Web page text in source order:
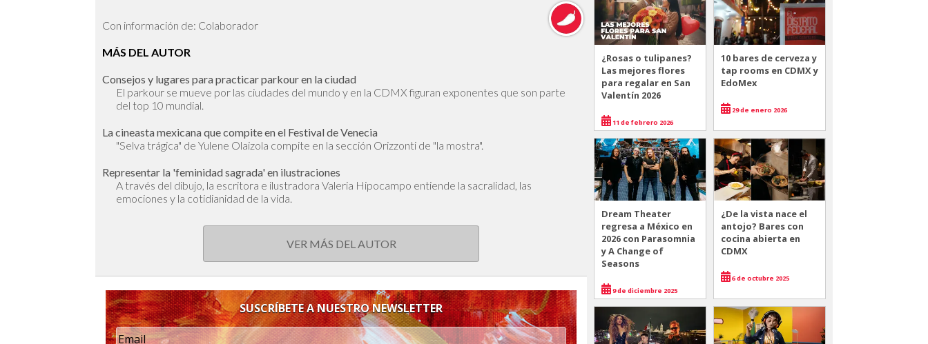
Con información de: Colaborador
MÁS DEL AUTOR
Consejos y lugares para practicar parkour en la ciudad
El parkour se mueve por las ciudades del mundo y en la CDMX figuran exponentes que son parte
del top 10 mundial.
La cineasta mexicana que compite en el Festival de Venecia
"Selva trágica" de Yulene Olaizola compite en la sección Orizzonti de "la mostra".
Representar la 'feminidad sagrada' en ilustraciones
A través del dibujo, la escritora e ilustradora Valeria Hipocampo entiende la sacralidad, las
emociones y la cotidianidad de la vida.
VER MÁS DEL AUTOR
SUSCRÍBETE A NUESTRO NEWSLETTER
¿Rosas o tulipanes?
Las mejores flores
para regalar en San
Valentín 2026
11 de febrero 2026
10 bares de cerveza y
tap rooms en CDMX y
EdoMex
29 de enero 2026
Dream Theater
regresa a México en
2026 con Parasomnia
y A Change of
Seasons
9 de diciembre 2025
¿De la vista nace el
antojo? Bares con
cocina abierta en
CDMX
6 de octubre 2025